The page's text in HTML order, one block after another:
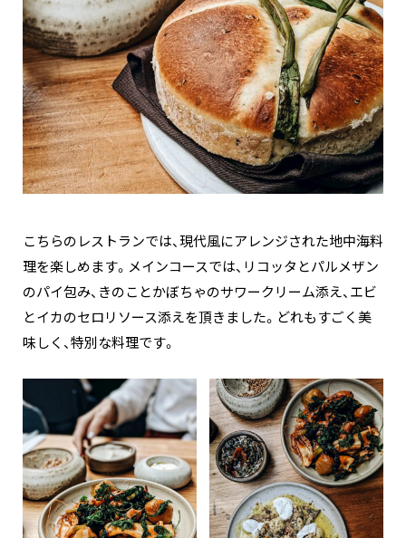
こちらのレストランでは、現代風にアレンジされた地中海料
理を楽しめます。メインコースでは、リコッタとパルメザン
のパイ包み、きのことかぼちゃのサワークリーム添え、エビ
とイカのセロリソース添えを頂きました。どれもすごく美
味しく、特別な料理です。